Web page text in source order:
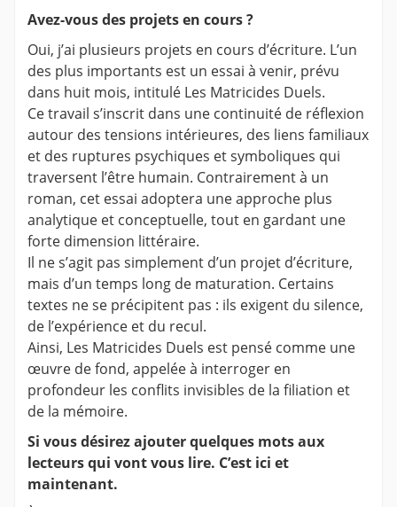
Avez-vous des projets en cours ?
Oui, j’ai plusieurs projets en cours d’écriture. L’un
des plus importants est un essai à venir, prévu
dans huit mois, intitulé Les Matricides Duels.
Ce travail s’inscrit dans une continuité de réflexion
autour des tensions intérieures, des liens familiaux
et des ruptures psychiques et symboliques qui
traversent l’être humain. Contrairement à un
roman, cet essai adoptera une approche plus
analytique et conceptuelle, tout en gardant une
forte dimension littéraire.
Il ne s’agit pas simplement d’un projet d’écriture,
mais d’un temps long de maturation. Certains
textes ne se précipitent pas : ils exigent du silence,
de l’expérience et du recul.
Ainsi, Les Matricides Duels est pensé comme une
œuvre de fond, appelée à interroger en
profondeur les conflits invisibles de la filiation et
de la mémoire.
Si vous désirez ajouter quelques mots aux
lecteurs qui vont vous lire. C’est ici et
maintenant.